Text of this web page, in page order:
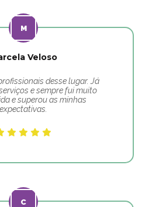
Veloso
desse lugar. Já
e sempre fui muito
e superou as minhas
expectativas.